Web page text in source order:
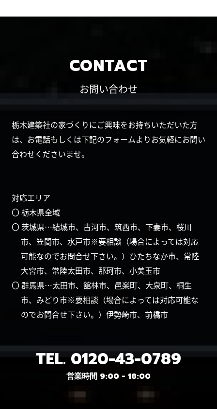
CONTACT
お問い合わせ
栃木建築社の家づくりにご興味をお持ちいただいた方
は、お電話もしくは下記のフォームよりお気軽にお問い
合わせくださいませ。
対応エリア
〇 栃木県全域
〇 茨城県…結城市、古河市、筑西市、下妻市、桜川
市、笠間市、水戸市※要相談（場合によっては対応
可能なのでお問合せ下さい。）ひたちなか市、常陸
大宮市、常陸太田市、那珂市、小美玉市
〇 群馬県…太田市、舘林市、邑楽町、大泉町、桐生
市、みどり市※要相談（場合によっては対応可能な
のでお問合せ下さい。）伊勢崎市、前橋市
TEL. 0120-43-0789
営業時間 9:00 - 18:00